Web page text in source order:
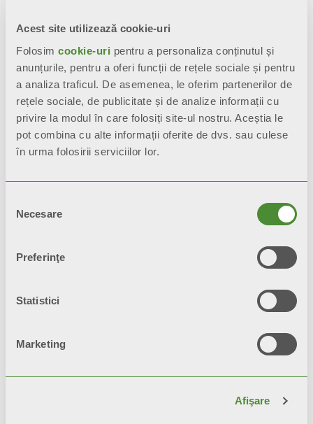
Acest site utilizează cookie-uri
Folosim cookie-uri pentru a personaliza conținutul și
anunțurile, pentru a oferi funcții de rețele sociale și pentru
a analiza traficul. De asemenea, le oferim partenerilor de
rețele sociale, de publicitate și de analize informații cu
privire la modul în care folosiți site-ul nostru. Aceștia le
pot combina cu alte informații oferite de dvs. sau culese
în urma folosirii serviciilor lor.
consimțământului
Necesare
Preferinţe
Statistici
Marketing
Afişare
Descriere
Date tehnice
Documentaţie